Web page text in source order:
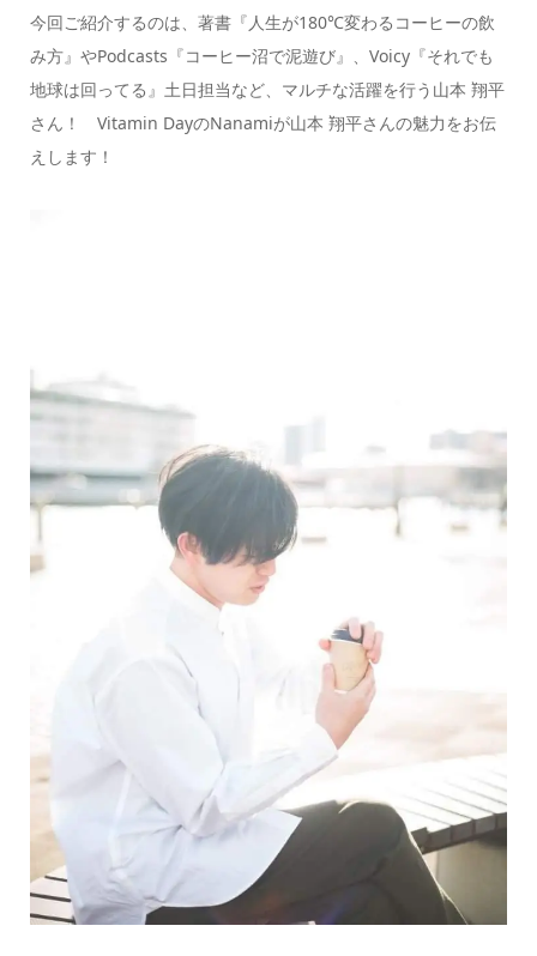
今回ご紹介するのは、著書『人生が180℃変わるコーヒーの飲
み方』やPodcasts『コーヒー沼で泥遊び』、Voicy『それでも
地球は回ってる』土日担当など、マルチな活躍を行う山本 翔平
さん！ Vitamin DayのNanamiが山本 翔平さんの魅力をお伝
えします！